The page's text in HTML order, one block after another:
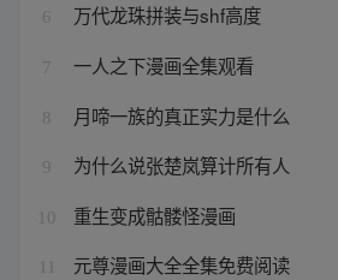
6 万代龙珠拼装与shf高度
7 一人之下漫画全集观看
8 月啼一族的真正实力是什么
9 为什么说张楚岚算计所有人
10 重生变成骷髅怪漫画
元尊漫画大全全集免费阅读